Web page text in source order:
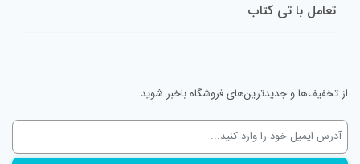
تعامل با تی کتاب
از تخفیف‌ها و جدیدترین‌های فروشگاه باخبر شوید: